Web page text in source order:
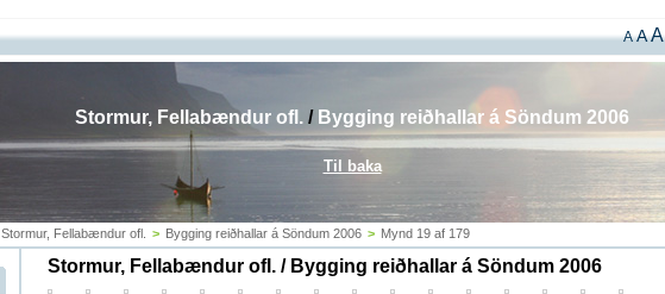
A AA
Stormur, Fellabændur ofl. > Bygging reiðhallar á Söndum 2006 > Mynd 19 af 179
Stormur, Fellabændur ofl. / Bygging reiðhallar á Söndum 2006
Stormur, Fellabændur ofl. / Bygging reiðhallar á Söndum 2006
Til baka